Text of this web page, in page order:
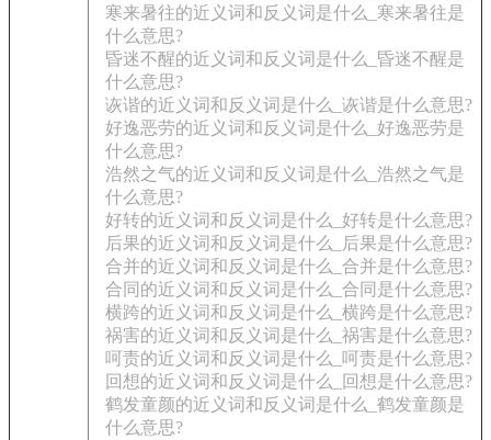
寒来暑往的近义词和反义词是什么_寒来暑往是
什么意思?
昏迷不醒的近义词和反义词是什么_昏迷不醒是
什么意思?
诙谐的近义词和反义词是什么_诙谐是什么意思?
好逸恶劳的近义词和反义词是什么_好逸恶劳是
什么意思?
浩然之气的近义词和反义词是什么_浩然之气是
什么意思?
好转的近义词和反义词是什么_好转是什么意思?
后果的近义词和反义词是什么_后果是什么意思?
合并的近义词和反义词是什么_合并是什么意思?
合同的近义词和反义词是什么_合同是什么意思?
横跨的近义词和反义词是什么_横跨是什么意思?
祸害的近义词和反义词是什么_祸害是什么意思?
呵责的近义词和反义词是什么_呵责是什么意思?
回想的近义词和反义词是什么_回想是什么意思?
鹤发童颜的近义词和反义词是什么_鹤发童颜是
什么意思?